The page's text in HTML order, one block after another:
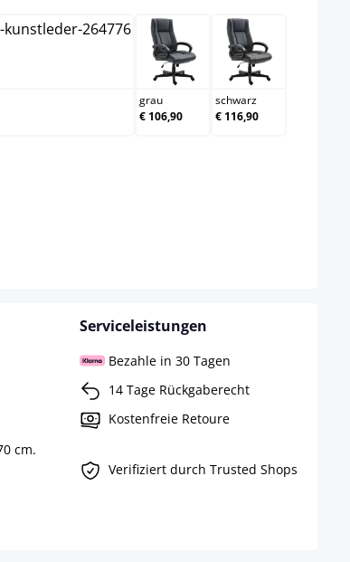
grau
grau
€ 106,90
schwarz
schwarz
€ 116,90
cm.
Serviceleistungen
Bezahle in 30 Tagen
14 Tage Rückgaberecht
Kostenfreie Retoure
Verifiziert durch Trusted Shops